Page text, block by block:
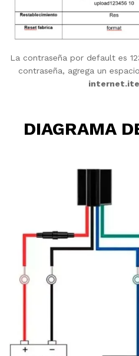
La contraseña por default es
contraseña, agrega un
DIAGRAMA